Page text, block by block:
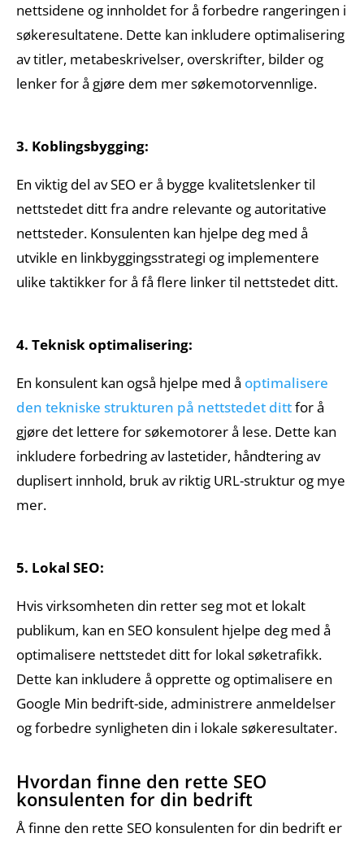
nettsidene og innholdet for å forbedre rangeringen i
søkeresultatene. Dette kan inkludere optimalisering
av titler, metabeskrivelser, overskrifter, bilder og
lenker for å gjøre dem mer søkemotorvennlige.
3. Koblingsbygging:
En viktig del av SEO er å bygge kvalitetslenker til
nettstedet ditt fra andre relevante og autoritative
nettsteder. Konsulenten kan hjelpe deg med å
utvikle en linkbyggingsstrategi og implementere
ulike taktikker for å få flere linker til nettstedet ditt.
4. Teknisk optimalisering:
En konsulent kan også hjelpe med å optimalisere
den tekniske strukturen på nettstedet dittfor å
gjøre det lettere for søkemotorer å lese. Dette kan
inkludere forbedring av lastetider, håndtering av
duplisert innhold, bruk av riktig URL-struktur og mye
mer.
5. Lokal SEO:
Hvis virksomheten din retter seg mot et lokalt
publikum, kan en SEO konsulent hjelpe deg med å
optimalisere nettstedet ditt for lokal søketrafikk.
Dette kan inkludere å opprette og optimalisere en
Google Min bedrift-side, administrere anmeldelser
og forbedre synligheten din i lokale søkeresultater.
Hvordan finne den rette SEO
konsulenten for din bedrift
Å finne den rette SEO konsulenten for din bedrift er